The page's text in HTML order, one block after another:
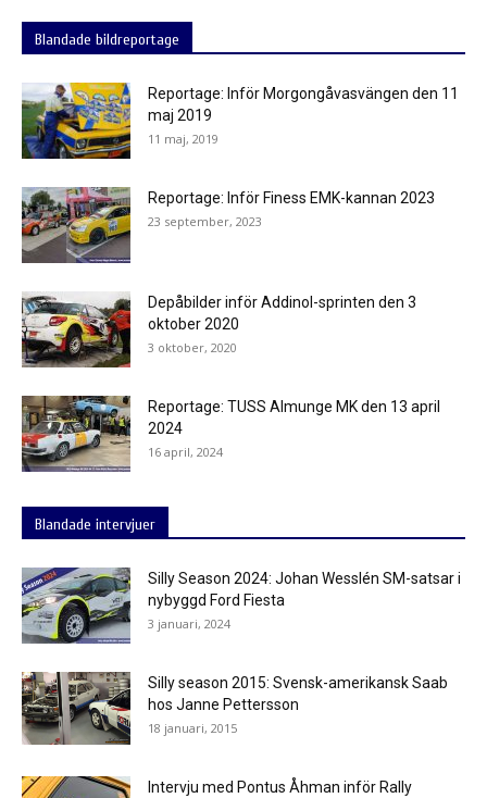
Blandade bildreportage
Reportage: Inför Morgongåvasvängen den 11
maj 2019
11 maj, 2019
Reportage: Inför Finess EMK-kannan 2023
23 september, 2023
Depåbilder inför Addinol-sprinten den 3
oktober 2020
3 oktober, 2020
Reportage: TUSS Almunge MK den 13 april
2024
16 april, 2024
Blandade intervjuer
Silly Season 2024: Johan Wesslén SM-satsar i
nybyggd Ford Fiesta
3 januari, 2024
Silly season 2015: Svensk-amerikansk Saab
hos Janne Pettersson
18 januari, 2015
Intervju med Pontus Åhman inför Rally